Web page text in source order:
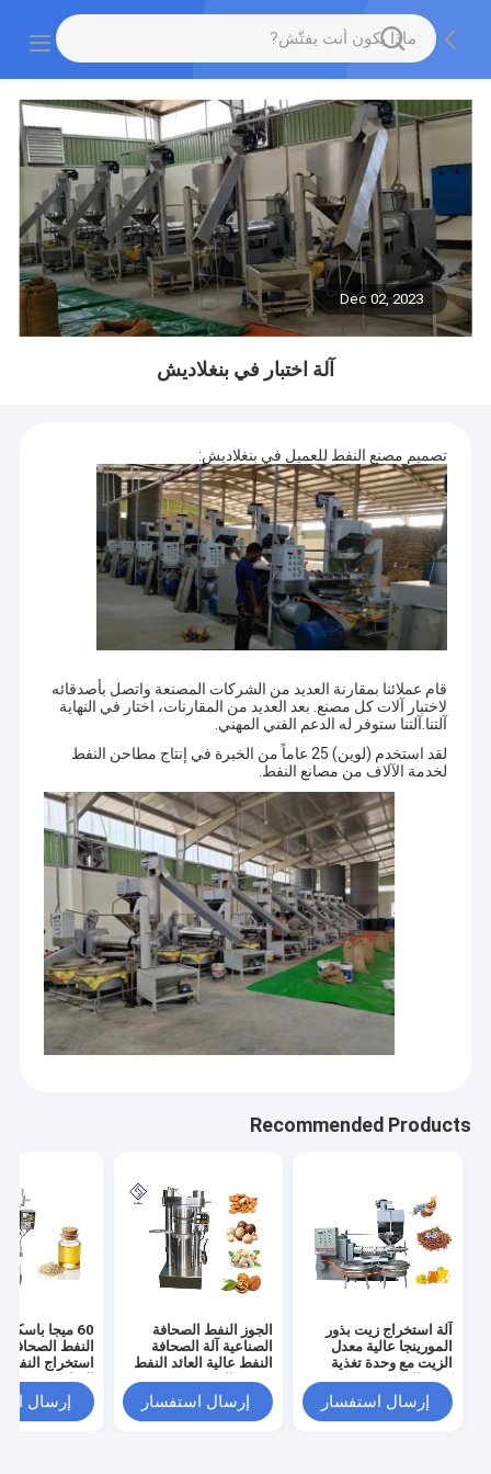
Dec 02, 2023
آلة اختبار في بنغلاديش
تصميم مصنع النفط للعميل في بنغلاديش:
قام عملائنا بمقارنة العديد من الشركات المصنعة واتصل بأصدقائه
لاختبار آلات كل مصنع. بعد العديد من المقارنات، اختار في النهاية
آلتنا.آلتنا ستوفر له الدعم الفني المهني.
لقد استخدم (لوين) 25 عاماً من الخبرة في إنتاج مطاحن النفط
لخدمة الآلاف من مصانع النفط.
Recommended Products
آلة استخراج زيت بذور
المورينجا عالية معدل
الزيت مع وحدة تغذية
كعكة الزيت
إرسال استفسار
الجوز النفط الصحافة
الصناعية آلة الصحافة
النفط عالية العائد النفط
إرسال استفسار
60 ميجا
النفط الصحافة
استخراج النفط
الإنتاجية
إرسال